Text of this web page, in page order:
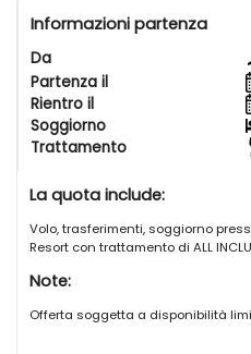
è popolata da tartarughe, che qui
dell’uomo. La baia si presenta
con mare dalle tonalità blu e verdi
bianchissima orlata da palme,
scenografiche in uno dei tratti più
e dell’intero Yucatan. A 100 m dal
corallina, ricca di pesci, che
agli amanti dello snorkeling e del
Un’occasione ideale per una
contesto paesaggistico da sogno.
(messicano, orientale, gourmet e
Informazioni partenza
Da
Partenza il
Rientro il
Soggiorno
Trattamento
La quota include:
Volo, trasferimenti, soggiorno
Resort con trattamento di ALL
Note:
Offerta soggetta a disponibilità